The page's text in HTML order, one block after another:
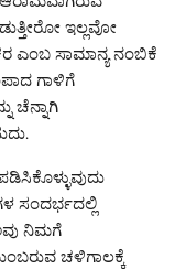
ಇಲ್ಲವೋ
ಎಂಬ ಸಾಮಾನ್ಯ ನಂಬಿಕೆ
ಗಾಳಿಗೆ
ಚೆನ್ನಾಗಿ
ಸಂದರ್ಭದಲ್ಲಿ
ನಿಮಗೆ
ಚಳಿಗಾಲಕ್ಕೆ